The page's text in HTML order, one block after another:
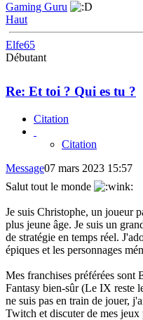
Gaming Guru
Haut
Elfe65
Débutant
Re: Et toi ? Qui es tu ?
Citation
Citation
Message07 mars 2023 15:57
Salut tout le monde
Je suis Christophe, un joueur
plus jeune âge. Je suis un
de stratégie en temps réel.
épiques et les personnages
Mes franchises préférées
Fantasy bien-sûr (Le IX reste
ne suis pas en train de jouer,
Twitch et discuter de mes jeux